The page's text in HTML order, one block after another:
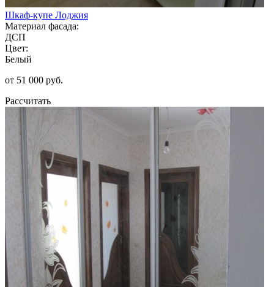
Шкаф-купе Лоджия
Материал фасада:
ДСП
Цвет:
Белый
от 51 000 руб.
Рассчитать